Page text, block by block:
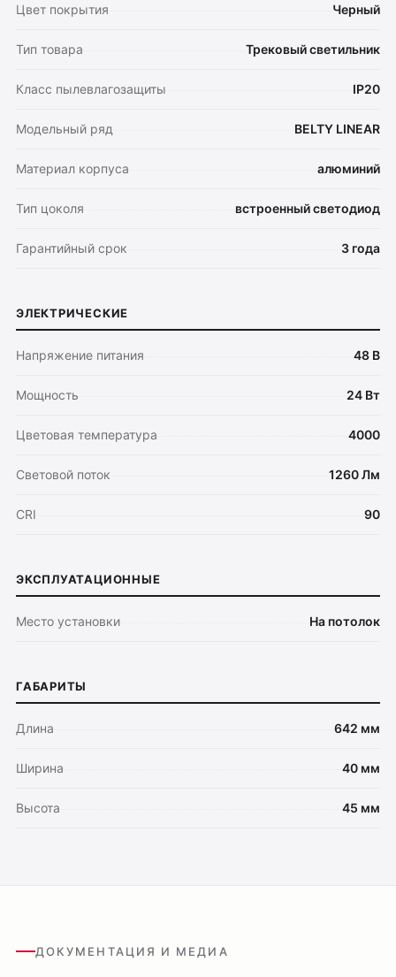
Цвет покрытия Черный
Тип товара Трековый светильник
Класс пылевлагозащиты IP20
Модельный ряд BELTY LINEAR
Материал корпуса алюминий
Тип цоколя встроенный светодиод
Гарантийный срок 3 года
ЭЛЕКТРИЧЕСКИЕ
Напряжение питания 48 В
Мощность 24 Вт
Цветовая температура 4000
Световой поток 1260 Лм
CRI 90
ЭКСПЛУАТАЦИОННЫЕ
Место установки На потолок
ГАБАРИТЫ
Длина 642 мм
Ширина 40 мм
Высота 45 мм
ДОКУМЕНТАЦИЯ И МЕДИА